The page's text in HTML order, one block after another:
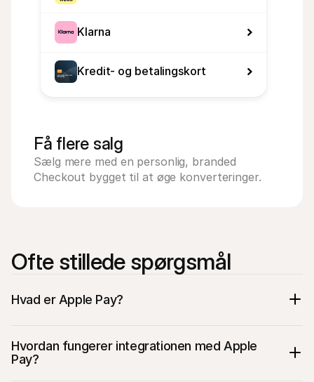
Klarna
Kredit- og betalingskort
Få flere salg
Sælg mere med en personlig, branded
Checkout bygget til at øge konverteringer.
Ofte stillede spørgsmål
Hvad er Apple Pay?
Hvordan fungerer integrationen med Apple
Pay?